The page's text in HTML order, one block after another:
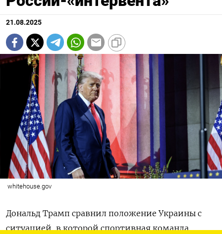
21.08.2025
whitehouse.gov
Дональд Трамп сравнил положение Украины с
ситуацией, в которой спортивная команда